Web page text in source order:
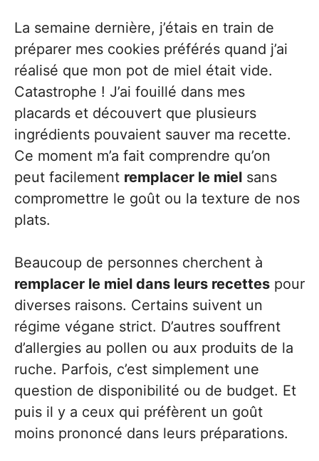
La semaine dernière, j’étais en train de
préparer mes cookies préférés quand j’ai
réalisé que mon pot de miel était vide.
Catastrophe ! J’ai fouillé dans mes
placards et découvert que plusieurs
ingrédients pouvaient sauver ma recette.
Ce moment m’a fait comprendre qu’on
peut facilement remplacer le miel sans
compromettre le goût ou la texture de nos
plats.
Beaucoup de personnes cherchent à
remplacer le miel dans leurs recettes pour
diverses raisons. Certains suivent un
régime végane strict. D’autres souffrent
d’allergies au pollen ou aux produits de la
ruche. Parfois, c’est simplement une
question de disponibilité ou de budget. Et
puis il y a ceux qui préfèrent un goût
moins prononcé dans leurs préparations.